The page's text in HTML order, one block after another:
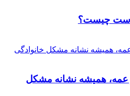
چیست؟
عمه، همیشه نشانه مشکل